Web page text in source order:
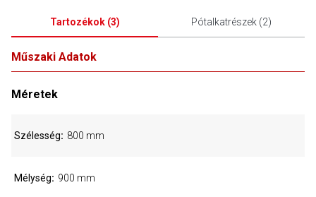
Tartozékok(3) Pótalkatrészek (2)
Műszaki Adatok
Méretek
Szélesség 800 mm
Mélység 900 mm